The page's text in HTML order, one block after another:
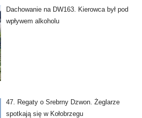
Dachowanie na DW163. Kierowca był pod
wpływem alkoholu
47. Regaty o Srebrny Dzwon. Żeglarze
spotkają się w Kołobrzegu